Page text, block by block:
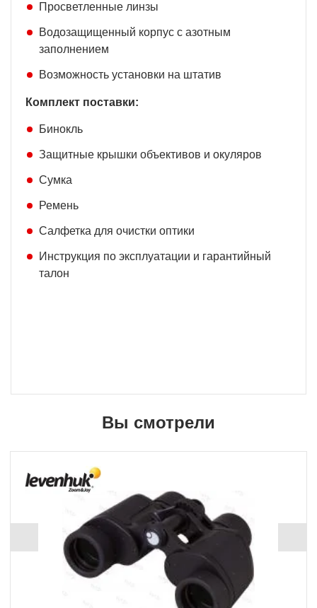
Просветленные линзы
Водозащищенный корпус с азотным
заполнением
Возможность установки на штатив
Комплект поставки:
Бинокль
Защитные крышки объективов и окуляров
Сумка
Ремень
Салфетка для очистки оптики
Инструкция по эксплуатации и гарантийный
талон
Вы смотрели